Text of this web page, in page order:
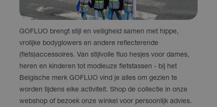
GOFLUO brengt stijl en veiligheid samen met hippe,
vrolijke bodyglowers en andere reflecterende
(fiets)accessoires. Van stijlvolle fluo hesjes voor dames,
heren en kinderen tot modieuze fietstassen - bij het
Belgische merk GOFLUO vind je alles om gezien te
worden tijdens elke activiteit. Shop de collectie in onze
webshop of bezoek onze winkel voor persoonlijk advies.